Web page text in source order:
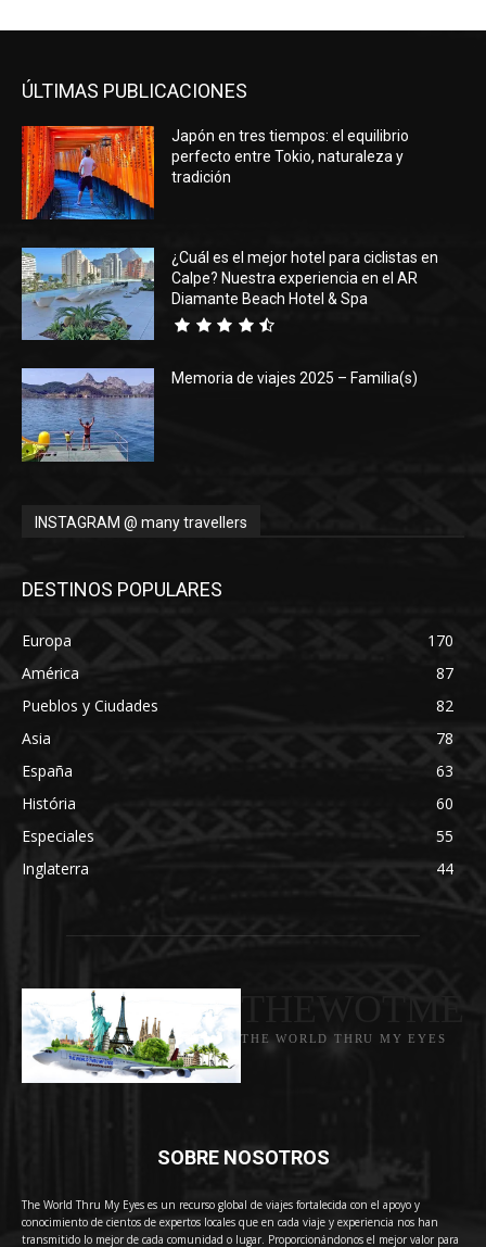
ÚLTIMAS PUBLICACIONES
Japón en tres tiempos: el equilibrio
perfecto entre Tokio, naturaleza y
tradición
¿Cuál es el mejor hotel para ciclistas en
Calpe? Nuestra experiencia en el AR
Diamante Beach Hotel & Spa
Memoria de viajes 2025 – Familia(s)
INSTAGRAM @ many travellers
DESTINOS POPULARES
Europa
170
América
87
Pueblos y Ciudades
82
Asia
78
España
63
História
60
Especiales
55
Inglaterra
44
THE WORLD THRU MY EYES
SOBRE NOSOTROS
The World Thru My Eyes es un recurso global de viajes fortalecida con el apoyo y
conocimiento de cientos de expertos locales que en cada viaje y experiencia nos han
transmitido lo mejor de cada comunidad o lugar. Proporcionándonos el mejor valor para